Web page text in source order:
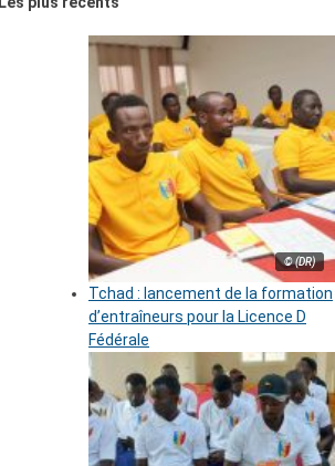
© (DR)
Tchad : lancement de la formation
d’entraîneurs pour la Licence D
Fédérale